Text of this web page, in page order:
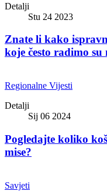
Detalji
Stu 24 2023
Znate li kako
koje često radimo
Regionalne Vijesti
Detalji
Sij 06 2024
Pogledajte koliko
mise?
Savjeti